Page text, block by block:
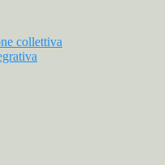
collettiva